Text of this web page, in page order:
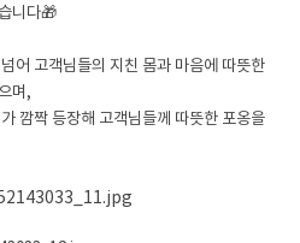
니다🎁
어 고객님들의 지친 몸과 마음에 따뜻한
며,
깜짝 등장해 고객님들께 따뜻한 포옹을